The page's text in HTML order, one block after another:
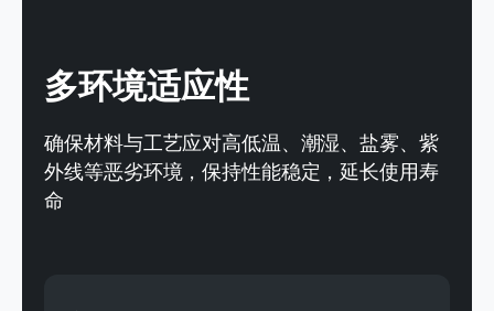
多环境适应性
确保材料与工艺应对高低温、潮湿、盐雾、紫
外线等恶劣环境，保持性能稳定，延长使用寿
命